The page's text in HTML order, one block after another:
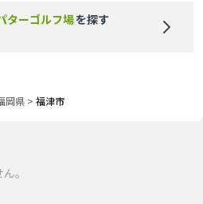
ターゴルフ場を探す
岡県 > 福津市
。